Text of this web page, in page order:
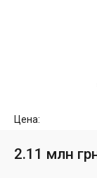
Цена:
2.11 млн